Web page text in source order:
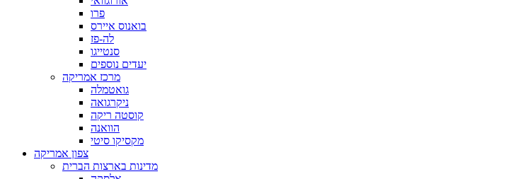
פרו
בואנוס איירס
לה-פז
סנטייגו
יעדים נוספים
מרכז אמריקה
גואטמלה
ניקרגואה
קוסטה ריקה
הוואנה
מקסיקו סיטי
צפון אמריקה
מדינות בארצות הברית